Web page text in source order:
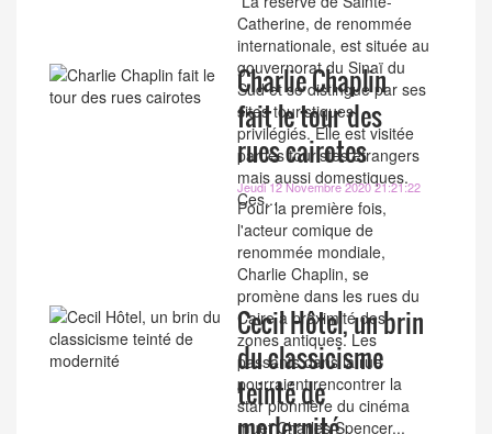
Catherine, de renommée
internationale, est située au
gouvernorat du Sinaï du
Sud et se distingue par ses
sites touristiques
privilégiés. Elle est visitée
par les touristes étrangers
mais aussi domestiques.
Ces...
Charlie Chaplin
fait le tour des
rues cairotes
Jeudi 12 Novembre 2020 21:21:22
Pour la première fois,
l'acteur comique de
renommée mondiale,
Charlie Chaplin, se
promène dans les rues du
Caire à proximité des
zones antiques. Les
passants dans la rue
pourraient rencontrer la
star pionnière du cinéma
muet Charles Spencer...
Cecil Hôtel, un brin
du classicisme
teinté de